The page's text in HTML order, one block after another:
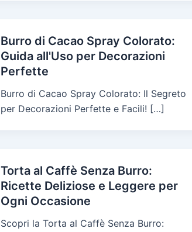
Burro di Cacao Spray Colorato:
Guida all'Uso per Decorazioni
Perfette
Burro di Cacao Spray Colorato: Il Segreto
per Decorazioni Perfette e Facili! […]
Torta al Caffè Senza Burro:
Ricette Deliziose e Leggere per
Ogni Occasione
Scopri la Torta al Caffè Senza Burro: